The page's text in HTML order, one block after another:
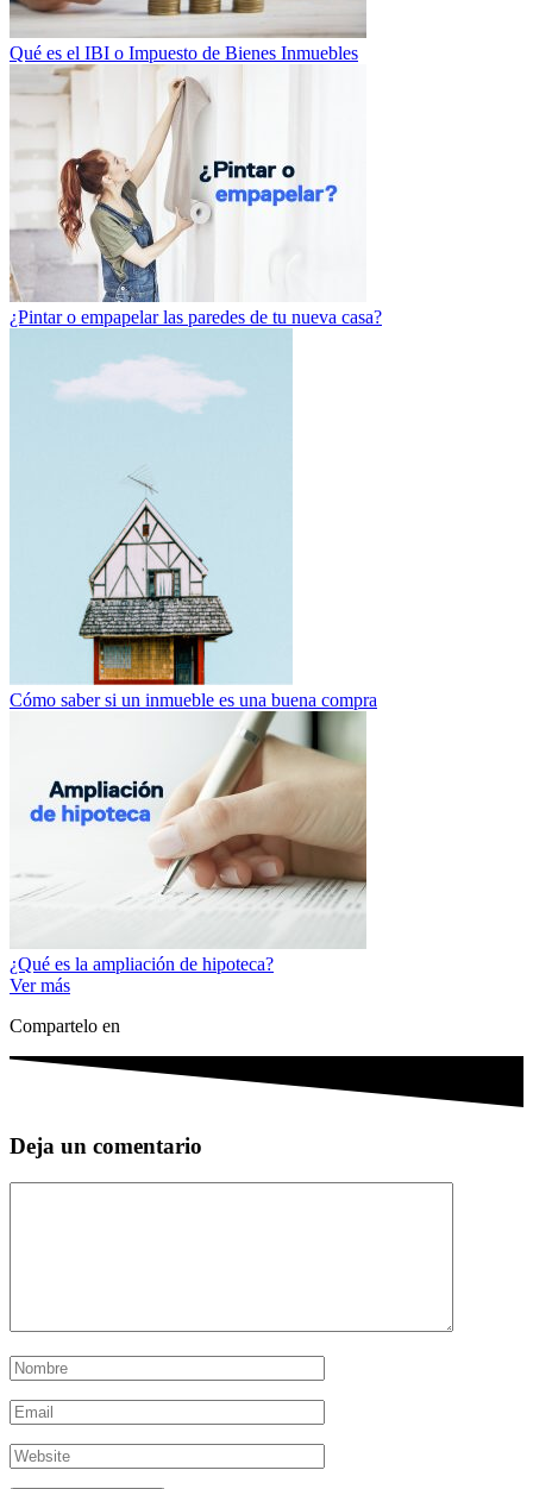
Qué es el IBI o Impuesto de Bienes Inmuebles
¿Pintar o empapelar las paredes de tu nueva casa?
Cómo saber si un inmueble es una buena compra
¿Qué es la ampliación de hipoteca?
Ver más
Compartelo en
Deja un comentario